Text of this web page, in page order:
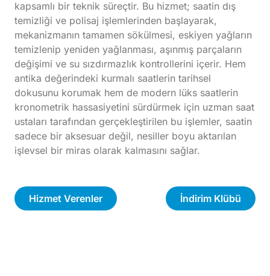
kapsamlı bir teknik süreçtir. Bu hizmet; saatin dış
temizliği ve polisaj işlemlerinden başlayarak,
mekanizmanın tamamen sökülmesi, eskiyen yağların
temizlenip yeniden yağlanması, aşınmış parçaların
değişimi ve su sızdırmazlık kontrollerini içerir. Hem
antika değerindeki kurmalı saatlerin tarihsel
dokusunu korumak hem de modern lüks saatlerin
kronometrik hassasiyetini sürdürmek için uzman saat
ustaları tarafından gerçekleştirilen bu işlemler, saatin
sadece bir aksesuar değil, nesiller boyu aktarılan
işlevsel bir miras olarak kalmasını sağlar.
Hizmet Verenler İndirim Klübü